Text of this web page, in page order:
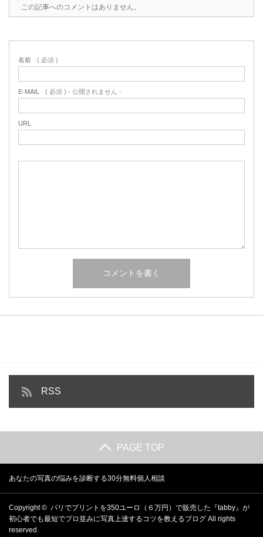
この記事へのコメントはありません。
名前 ( 必須 )
E-MAIL ( 必須 ) - 公開されません -
URL
RSS
PAGE TOP
あなたの写真の悩みを診断する30分無料個人相談
Copyright © パリでプリントを350ユーロ（６万円）で販売した『tabby』が
初心者でも最短でプロ並みに写真上達するコツを教えるブログ All rights
reserved.